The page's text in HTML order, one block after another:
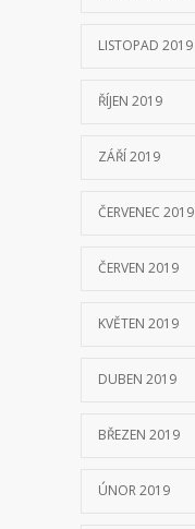
LISTOPAD 2019
ŘÍJEN 2019
ZÁŘÍ 2019
ČERVENEC 2019
ČERVEN 2019
KVĚTEN 2019
DUBEN 2019
BŘEZEN 2019
ÚNOR 2019